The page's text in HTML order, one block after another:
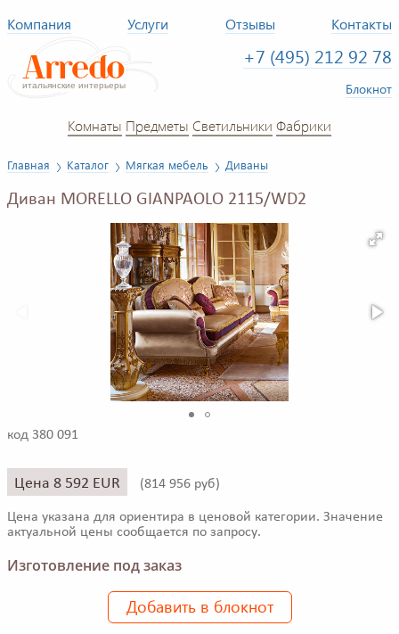
Компания Услуги Отзывы Контакты
+7 (495) 212 92 78
Блокнот
Комнаты Предметы Светильники Фабрики
Главная Каталог Мягкая мебель Диваны
Диван MORELLO GIANPAOLO 2115/WD2
код 380 091
Цена 8 592 EUR (814 956 руб)
Цена указана для ориентира в ценовой категории. Значение
актуальной цены сообщается по запросу.
Изготовление под заказ
Добавить в блокнот